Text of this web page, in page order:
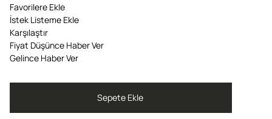
Favorilere Ekle
İstek Listeme Ekle
Karşılaştır
Fiyat Düşünce Haber Ver
Gelince Haber Ver